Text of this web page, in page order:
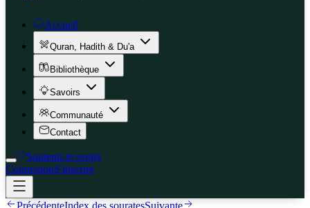
Accueil
Quran, Hadith & Du'a
Bibliothèque
Savoirs
Communauté
Contact
Soutenir le projet
ConnexionS'inscrire
PrécédenteIndex des souratesSuivante